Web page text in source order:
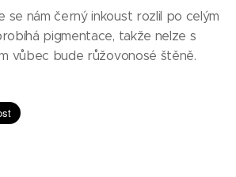
se nám černý inkoust rozlil po celým
pigmentace, takže nelze s
vůbec bude růžovonosé štěně.